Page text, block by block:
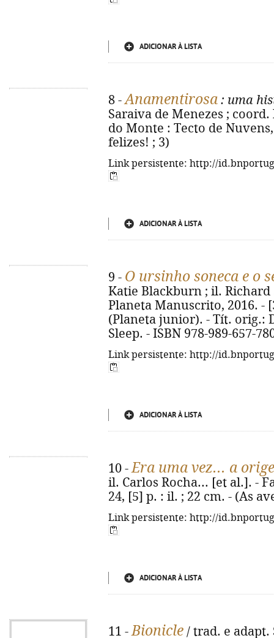
ADICIONAR À LISTA
8 -Anamentirosa : uma
Saraiva de Menezes ;
do Monte : Tecto de
felizes! ; 3)
Link persistente: http://
ADICIONAR À LISTA
9 - O ursinho soneca e o
Katie Blackburn ; il. Richard
Planeta Manuscrito, 2016. -
(Planeta junior). - Tít. orig.:
Sleep. - ISBN 978-989-657-
Link persistente: http://
ADICIONAR À LISTA
10 -Era uma vez... a
il. Carlos Rocha... [et al.]. -
24, [5] p. : il. ; 22 cm. - (As
Link persistente: http://
ADICIONAR À LISTA
11 -Bionicle / trad. e adapt.